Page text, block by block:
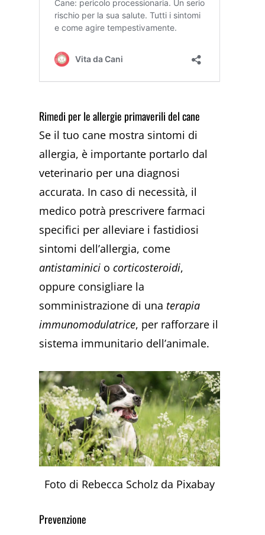
Rimedi per le allergie primaverili del cane
Se il tuo cane mostra sintomi di
allergia, è importante portarlo dal
veterinario per una diagnosi
accurata. In caso di necessità, il
medico potrà prescrivere farmaci
specifici per alleviare i fastidiosi
sintomi dell’allergia, come
antistaminici ocorticosteroidi,
oppure consigliare la
somministrazione di una terapia
immunomodulatrice, per rafforzare il
sistema immunitario dell’animale.
Foto di Rebecca Scholz da Pixabay
Prevenzione